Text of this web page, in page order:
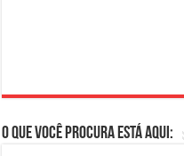
O que você procura está aqui: